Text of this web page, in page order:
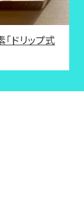
ドリップ式